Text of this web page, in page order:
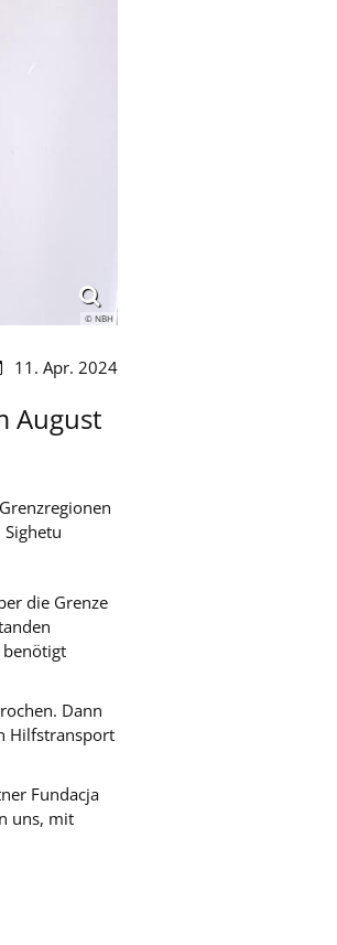
© NBH
11. Apr. 2024
August
die Grenze
Dann
Hilfstransport
Fundacja
uns, mit